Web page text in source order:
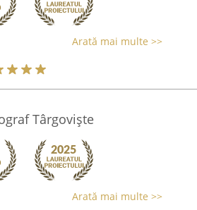
Arată mai multe >>
Târgoviște
Arată mai multe >>